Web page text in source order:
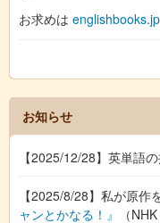
お求めは englishbooks.jp
お知らせ
【2025/12/28】英単語
【2025/8/28】私が原作
ャンとかなる！』
（